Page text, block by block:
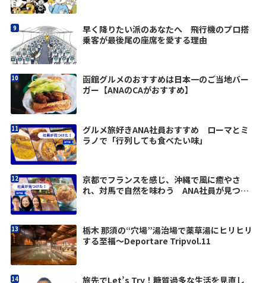
早く降りたい派のあなたへ 飛行機のプロ搭
乗客が最後尾の座席を愛する理由
函館グルメのおすすめは日本一のご当地バー
ガー【ANAのCAがおすすめ】
グルメ旅好きANA社員おすすめ ローマとミ
ラノで「行列しても食べたい味」
京都でフランスを感じ、沖縄で風に癒やさ
れ、対馬で自然を味わう ANA社員が見つけ
栃木 那須の“穴場”湯治場で薬草湯にヒリヒリ
する至福〜Deportare Tripvol.11
旅先でLet’s Try！糖質過多な生活を見直し